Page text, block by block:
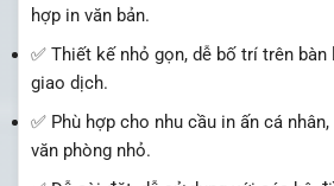
hợp in văn bản.
✅ Thiết kế nhỏ gọn, dễ bố trí trên
giao dịch.
✅ Phù hợp cho nhu cầu in ấn cá
văn phòng nhỏ.